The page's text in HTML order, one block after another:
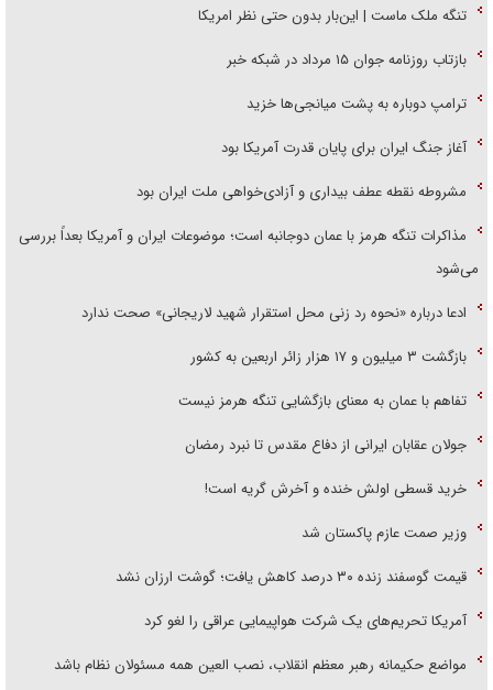
تنگه ملک ماست | این‌بار بدون حتی نظر امریکا
بازتاب روزنامه جوان ۱۵ مرداد در شبکه خبر
ترامپ دوباره به پشت میانجی‌ها خزید
آغاز جنگ ایران برای پایان قدرت آمریکا بود
مشروطه نقطه عطف بیداری و آزادی‌خواهی ملت ایران بود
مذاکرات تنگه هرمز با عمان دوجانبه است؛ موضوعات ایران و آمریکا بعداً بررسی
می‌شود
ادعا درباره «نحوه رد زنی محل استقرار شهید لاریجانی» صحت ندارد
بازگشت ۳ میلیون و ۱۷ هزار زائر اربعین به کشور
تفاهم با عمان به معنای بازگشایی تنگه هرمز نیست
جولان عقابان ایرانی از دفاع مقدس تا نبرد رمضان
خرید قسطی اولش خنده و آخرش گریه است!
وزیر صمت عازم پاکستان شد
قیمت گوسفند زنده ۳۰ درصد کاهش یافت؛ گوشت ارزان نشد
آمریکا تحریم‌های یک شرکت هواپیمایی عراقی را لغو کرد
مواضع حکیمانه رهبر معظم انقلاب، نصب العین همه مسئولان نظام باشد